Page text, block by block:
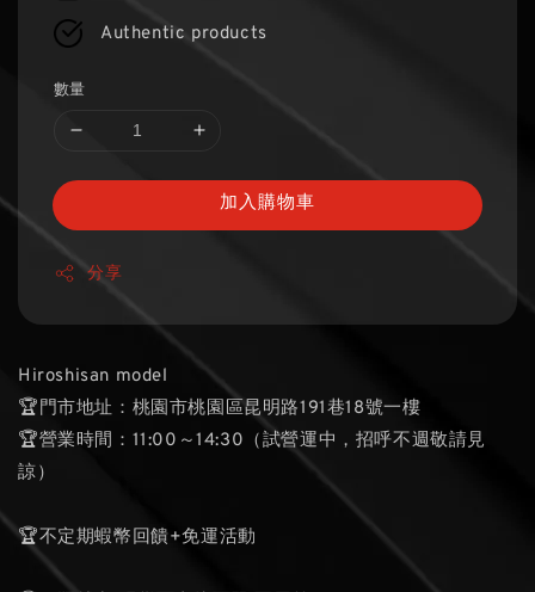
Authentic products
數量
加入購物車
分享
Hiroshisan model
🏆門市地址：桃園市桃園區昆明路191巷18號一樓
🏆營業時間：11:00～14:30（試營運中，招呼不週敬請見
諒）
🏆不定期蝦幣回饋+免運活動